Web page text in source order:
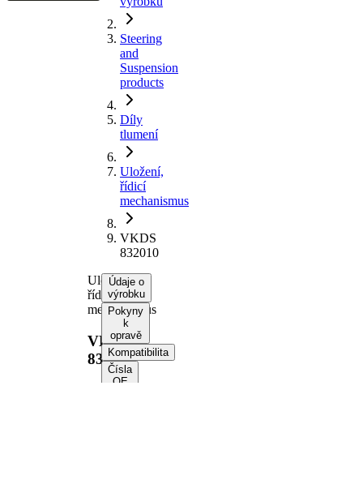
Steering
and
Suspension
products
Díly
tlumení
Uložení,
řídicí
mechanismus
VKDS
832010
Uložení,
řídicí
mechanismus
VKDS
832010
Údaje o
výrobku
Pokyny
k
opravě
Kompatibilita
Čísla
OE